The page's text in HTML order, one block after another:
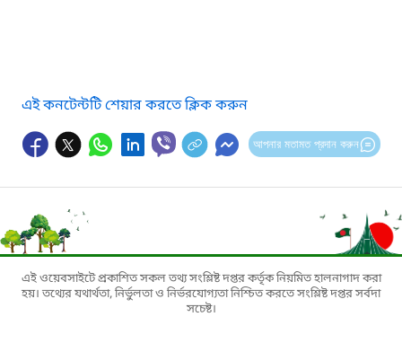
এই কনটেন্টটি শেয়ার করতে ক্লিক করুন
আপনার মতামত প্রদান করুন
এই ওয়েবসাইটে প্রকাশিত সকল তথ্য সংশ্লিষ্ট দপ্তর কর্তৃক নিয়মিত হালনাগাদ করা
হয়। তথ্যের যথার্থতা, নির্ভুলতা ও নির্ভরযোগ্যতা নিশ্চিত করতে সংশ্লিষ্ট দপ্তর সর্বদা
সচেষ্ট।